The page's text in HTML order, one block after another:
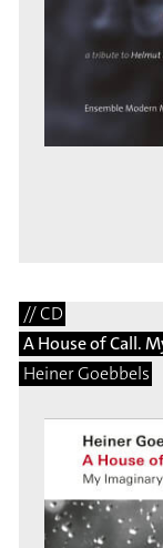
// CD
A House of Call.
Heiner Goebbels